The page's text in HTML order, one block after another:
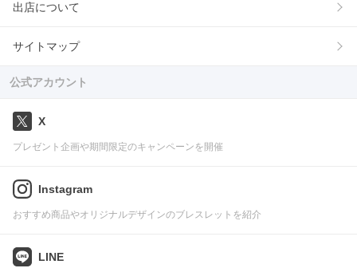
出店について
サイトマップ
公式アカウント
X
プレゼント企画や期間限定のキャンペーンを開催
Instagram
おすすめ商品やオリジナルデザインのブレスレットを紹介
LINE